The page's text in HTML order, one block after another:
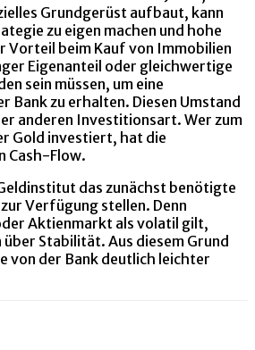
Grundgerüst aufbaut, kann
zu eigen machen und hohe
Vorteil beim Kauf von Immobilien
Eigenanteil oder gleichwertige
sein müssen, um eine
Bank zu erhalten. Diesen Umstand
anderen Investitionsart. Wer zum
Gold investiert, hat die
Cash-Flow.
das zunächst benötigte
Verfügung stellen. Denn
Aktienmarkt als volatil gilt,
Stabilität. Aus diesem Grund
von der Bank deutlich leichter